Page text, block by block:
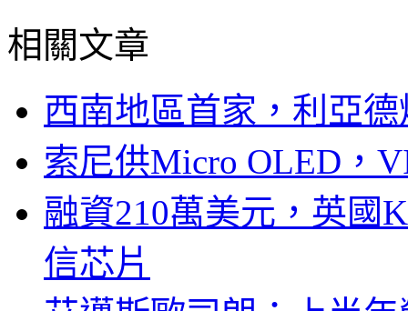
相關文章
西南地區首家，利亞
索尼供Micro OLED，
融資210萬美元，英國
信芯片